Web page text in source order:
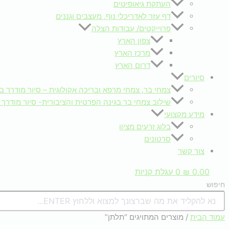
העתקת גיאופיטים
דף עזר לאדריכלי נוף, מעצבים וגננים
פרוייקטים/ עבודות הצלה
צפון הארץ
מרכז הארץ
דרום הארץ
סיורים
צמחי בר, צמחי מרפא ובריכה אקולוגית – סיור מודרך
שילוב צמחי בר בגינה הפרטית והציבורית- סיור מודרך
מידע מקצועי
בלוג זרעים מציון
סרטונים
צור קשר
₪ 0.00
0 עגלת קניות
חיפוש
עמוד הבית / מוצרים המתויגים “תלתן”